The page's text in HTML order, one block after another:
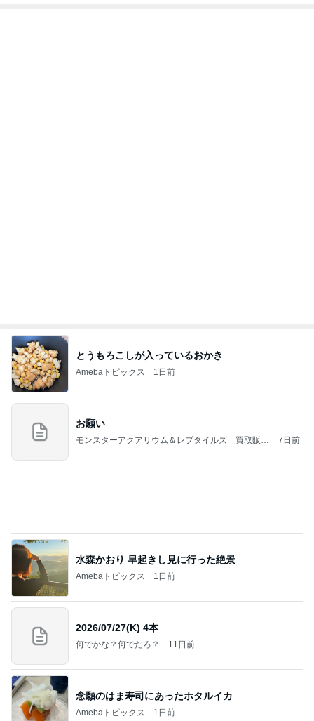
とうもろこしが入っているおかき
Amebaトピックス 1日前
お願い
モンスターアクアリウム＆レプタイルズ 買取販売
7日前
水森かおり 早起きし見に行った絶景
Amebaトピックス 1日前
2026/07/27(K) 4本
何でかな？何でだろ？ 11日前
念願のはま寿司にあったホタルイカ
Amebaトピックス 1日前